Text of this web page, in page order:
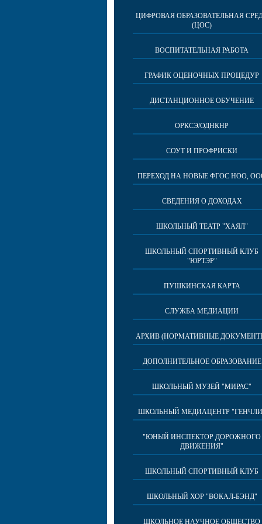
ЦИФРОВАЯ ОБРАЗОВАТЕЛЬНАЯ
(ЦОС)
ВОСПИТАТЕЛЬНАЯ РАБОТА
ГРАФИК ОЦЕНОЧНЫХ ПРОЦЕДУР
ДИСТАНЦИОННОЕ ОБУЧЕНИЕ
ОРКСЭ/ОДНКНР
СОУТ И ПРОФРИСКИ
ПЕРЕХОД НА НОВЫЕ ФГОС НОО,
СВЕДЕНИЯ О ДОХОДАХ
ШКОЛЬНЫЙ ТЕАТР "ХАЯЛ"
ШКОЛЬНЫЙ СПОРТИВНЫЙ КЛУБ
"ЮРТЭР"
ПУШКИНСКАЯ КАРТА
СЛУЖБА МЕДИАЦИИ
АРХИВ (НОРМАТИВНЫЕ
ДОПОЛНИТЕЛЬНОЕ ОБРАЗОВАНИЕ
ШКОЛЬНЫЙ МУЗЕЙ "МИРАС"
ШКОЛЬНЫЙ МЕДИАЦЕНТР
"ЮНЫЙ ИНСПЕКТОР ДОРОЖНОГО
ДВИЖЕНИЯ"
ШКОЛЬНЫЙ СПОРТИВНЫЙ КЛУБ
ШКОЛЬНЫЙ ХОР "ВОКАЛ-БЭНД"
ШКОЛЬНОЕ НАУЧНОЕ ОБЩЕСТВО